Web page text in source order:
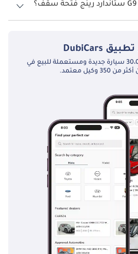
تطبيق DubiCars
استكشف أكثر من 30،000 سيارة جديدة ومستعملة للبيع في
وكيل معتمد.